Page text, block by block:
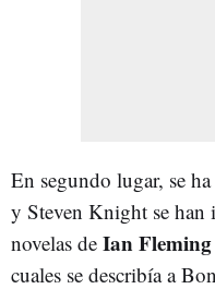
En segundo lugar, se
y Steven Knight se han
novelas de Ian Fleming
cuales se describía a